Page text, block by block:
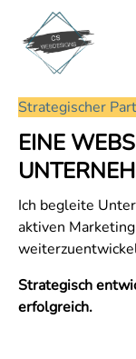
Strategischer
EINE
Ich begleite
aktiven
Strategisch
erfolgreich.